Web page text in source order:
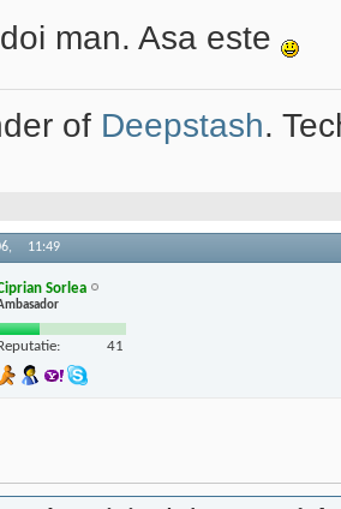
man. Asa este
of Deepstash.
11:49
Sorlea
41